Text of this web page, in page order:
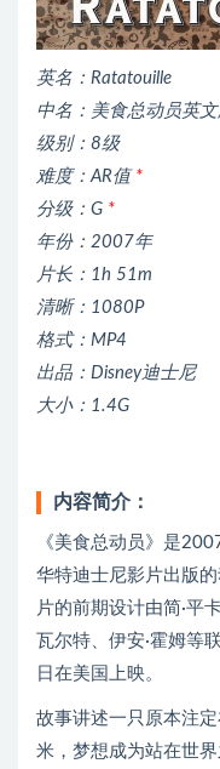
英名：Ratatouille
中名：美食总动员英
级别：8级
难度：AR值 *
分级：G *
年份：2007年
片长：1h 51m
清晰：1080P
格式：MP4
出品：Disney迪士尼
大小：1.4G
内容简介：
《美食总动员》是
华特迪士尼影片出版
片的前期设计由简·平
瓦尔特、伊安·霍姆等
日在美国上映。
故事讲述一只原本注
米，梦想成为站在世